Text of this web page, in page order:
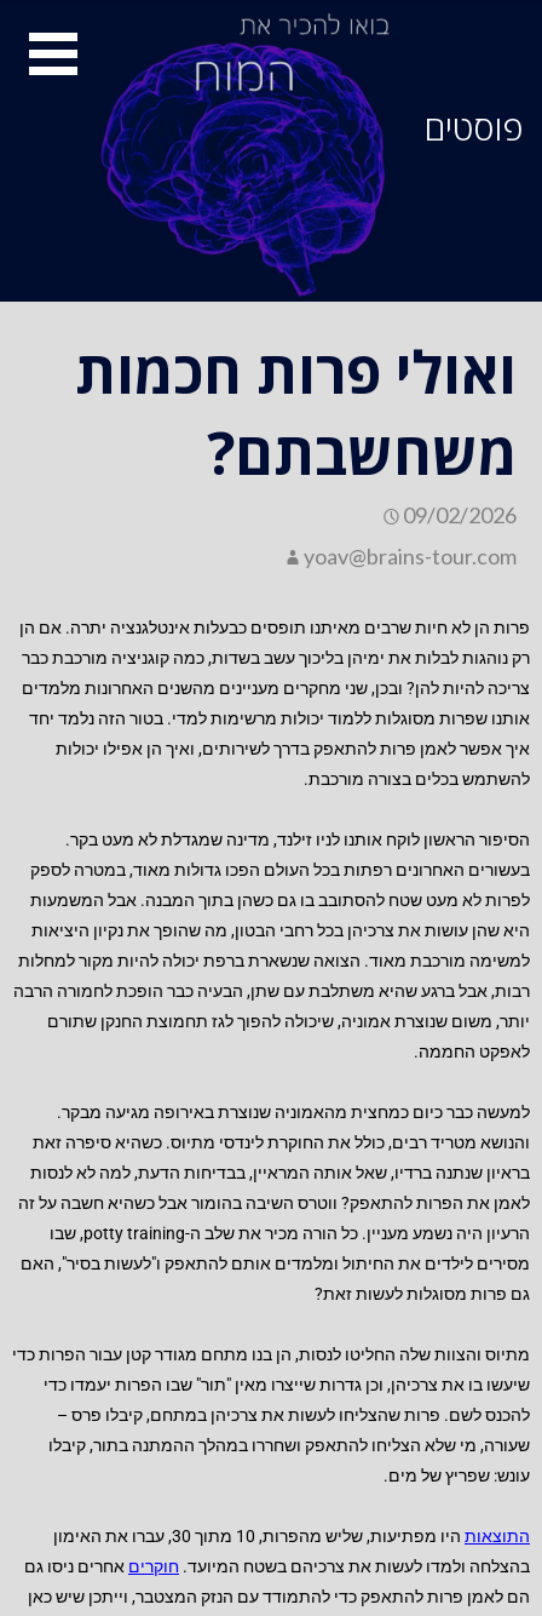
פוסטים
ואולי פרות חכמות
משחשבתם?
09/02/2026
yoav@brains-tour.com
פרות הן לא חיות שרבים מאיתנו תופסים כבעלות אינטלגנציה יתרה. אם הן
רק נוהגות לבלות את ימיהן בליכוך עשב בשדות, כמה קוגניציה מורכבת כבר
צריכה להיות להן? ובכן, שני מחקרים מעניינים מהשנים האחרונות מלמדים
אותנו שפרות מסוגלות ללמוד יכולות מרשימות למדי. בטור הזה נלמד יחד
איך אפשר לאמן פרות להתאפק בדרך לשירותים, ואיך הן אפילו יכולות
להשתמש בכלים בצורה מורכבת.
הסיפור הראשון לוקח אותנו לניו זילנד, מדינה שמגדלת לא מעט בקר.
בעשורים האחרונים רפתות בכל העולם הפכו גדולות מאוד, במטרה לספק
לפרות לא מעט שטח להסתובב בו גם כשהן בתוך המבנה. אבל המשמעות
היא שהן עושות את צרכיהן בכל רחבי הבטון, מה שהופך את נקיון היציאות
למשימה מורכבת מאוד. הצואה שנשארת ברפת יכולה להיות מקור למחלות
רבות, אבל ברגע שהיא משתלבת עם שתן, הבעיה כבר הופכת לחמורה הרבה
יותר, משום שנוצרת אמוניה, שיכולה להפוך לגז תחמוצת החנקן שתורם
לאפקט החממה.
למעשה כבר כיום כמחצית מהאמוניה שנוצרת באירופה מגיעה מבקר.
והנושא מטריד רבים, כולל את החוקרת לינדסי מתיוס. כשהיא סיפרה זאת
בראיון שנתנה ברדיו, שאל אותה המראיין, בבדיחות הדעת, למה לא לנסות
לאמן את הפרות להתאפק? ווטרס השיבה בהומור אבל כשהיא חשבה על זה
הרעיון היה נשמע מעניין. כל הורה מכיר את שלב ה-potty training, שבו
מסירים לילדים את החיתול ומלמדים אותם להתאפק ו"לעשות בסיר", האם
גם פרות מסוגלות לעשות זאת?
מתיוס והצוות שלה החליטו לנסות, הן בנו מתחם מגודר קטן עבור הפרות כדי
שיעשו בו את צרכיהן, וכן גדרות שייצרו מאין "תור" שבו הפרות יעמדו כדי
להכנס לשם. פרות שהצליחו לעשות את צרכיהן במתחם, קיבלו פרס –
שעורה, מי שלא הצליחו להתאפק ושחררו במהלך ההמתנה בתור, קיבלו
עונש: שפריץ של מים.
התוצאות
היו מפתיעות, שליש מהפרות, 10 מתוך 30, עברו את האימון
בהצלחה ולמדו לעשות את צרכיהם בשטח המיועד. חוקרים אחרים ניסו גם
הם לאמן פרות להתאפק כדי להתמודד עם הנזק המצטבר, וייתכן שיש כאן